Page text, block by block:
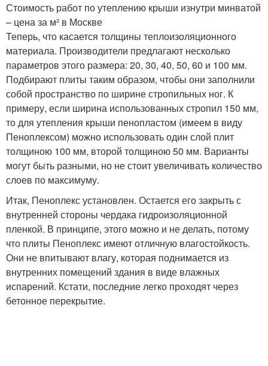
Стоимость работ по утеплению крыши изнутри минватой
– цена за м² в Москве
Теперь, что касается толщины теплоизоляционного
материала. Производители предлагают несколько
параметров этого размера: 20, 30, 40, 50, 60 и 100 мм.
Подбирают плиты таким образом, чтобы они заполнили
собой пространство по ширине стропильных ног. К
примеру, если ширина использованных стропил 150 мм,
то для утепления крыши пенопластом (имеем в виду
Пеноплексом) можно использовать один слой плит
толщиною 100 мм, второй толщиною 50 мм. Варианты
могут быть разными, но не стоит увеличивать количество
слоев по максимуму.
Итак, Пеноплекс установлен. Остается его закрыть с
внутренней стороны чердака гидроизоляционной
пленкой. В принципе, этого можно и не делать, потому
что плиты Пеноплекс имеют отличную влагостойкость.
Они не впитывают влагу, которая поднимается из
внутренних помещений здания в виде влажных
испарений. Кстати, последние легко проходят через
бетонное перекрытие.